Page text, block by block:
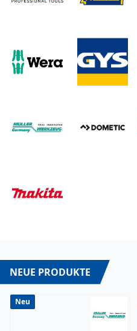
NEUE PRODUKTE
Neu